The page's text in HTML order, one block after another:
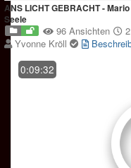
ANS LICHT GEBRACHT -
Seele
96 Ansichten
Yvonne Kröll
0:09:32